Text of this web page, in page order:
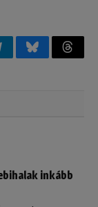
Bluesky
inkább